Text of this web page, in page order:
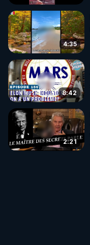
4:35
8:42
2:21